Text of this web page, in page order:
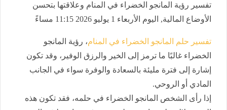
تفسير رؤية المانجو الخضراء في المنام وعلاقتها بتحسن
الأوضاع المالية, اليوم الأربعاء 1 يوليو 2026 11:15 مساءً
تفسير حلم المانجو الخضراء في المنام، رؤية المانجو
الخضراء غالبًا ما ترمز إلى الخير والرزق الوفير، وقد تكون
إشارة إلى فترة مليئة بالسعادة والوفرة سواء في الجانب
المادي أو الروحي.
إذا رأى الشخص المانجو الخضراء في حلمه، فقد تكون هذه